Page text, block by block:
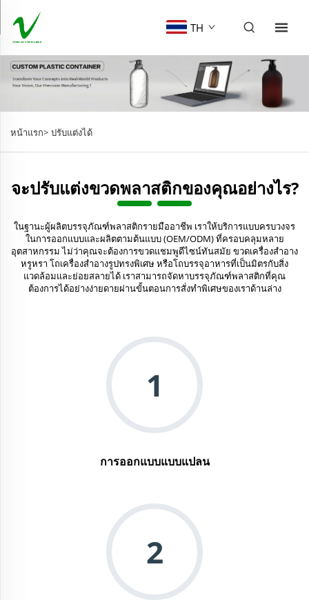
TH
หน้าแรก> ปรับแต่งได้
จะปรับแต่งขวดพลาสติกของคุณอย่างไร?
ในฐานะผู้ผลิตบรรจุภัณฑ์พลาสติกรายมืออาชีพ เราให้บริการแบบครบวงจร
ในการออกแบบและผลิตตามต้นแบบ (OEM/ODM) ที่ครอบคลุมหลาย
อุตสาหกรรม ไม่ว่าคุณจะต้องการขวดแชมพูดีไซน์ทันสมัย ขวดเครื่องสำอาง
หรูหรา โถเครื่องสำอางรูปทรงพิเศษ หรือโถบรรจุอาหารที่เป็นมิตรกับสิ่ง
แวดล้อมและย่อยสลายได้ เราสามารถจัดหาบรรจุภัณฑ์พลาสติกที่คุณ
ต้องการได้อย่างง่ายดายผ่านขั้นตอนการสั่งทำพิเศษของเราด้านล่าง
1
การออกแบบแบบแปลน
2